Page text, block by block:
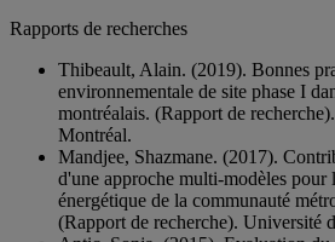
Rapports de recherches
Thibeault, Alain. (2019). Bonnes
environnementale de site phase I
montréalais. (Rapport de
Montréal.
Mandjee, Shazmane. (2017).
d'une approche multi-modèles pour
énergétique de la communauté
(Rapport de recherche). Université